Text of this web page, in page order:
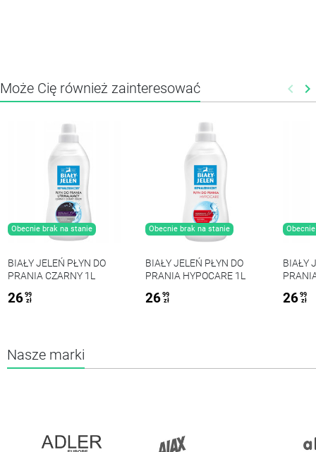
Może Cię również zainteresować keyboard_arrow_left keyboard_arrow_right
Obecnie brak na stanie
BIAŁY JELEŃ PŁYN DO
PRANIA CZARNY 1L
26 99
zł
Obecnie brak na stanie
BIAŁY JELEŃ PŁYN DO
PRANIA HYPOCARE 1L
26 99
zł
BIAŁY
26 99
zł
Nasze marki